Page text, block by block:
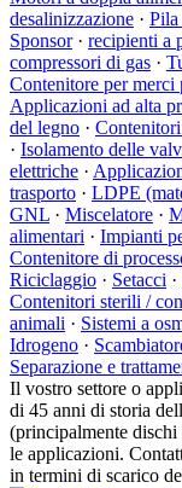
desalinizzazione · Pila
Sponsor· recipienti a
compressori di gas ·
Contenitore per merci
Applicazioni ad alta
del legno ·
· Isolamento delle
elettriche ·
trasporto · LDPE
GNL · Miscelatore ·
alimentari · Impianti
Contenitore di
Riciclaggio · Setacci ·
Contenitori sterili /
animali · Sistemi a
Idrogeno ·
Separazione e
Il vostro settore o
di 45 anni di storia
(principalmente dischi
le applicazioni.
in termini di scarico